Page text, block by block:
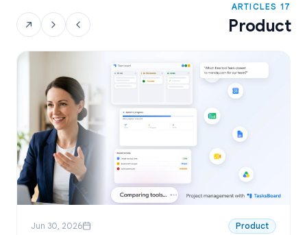
17 ARTICLES
Product
Product
Jun 30, 2026